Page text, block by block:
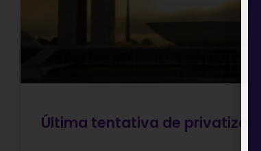
Última tentativa de privatizar